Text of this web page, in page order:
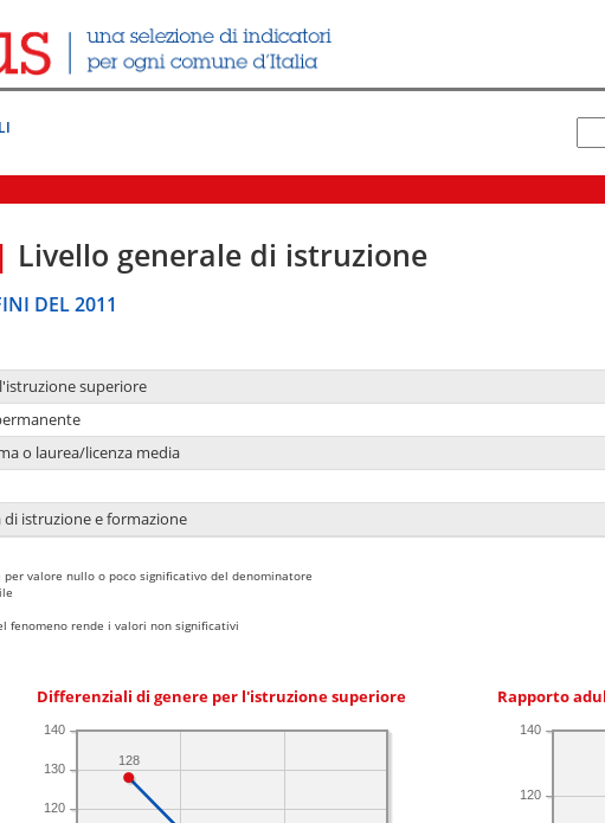
| Livello generale di istruzione
DEL 2011
superiore
o laurea/licenza media
di istruzione e formazione
valore nullo o poco significativo del denominatore
fenomeno rende i valori non significativi
Differenziali di genere per l'istruzione superiore
120
130
140
128
Rapporto
120
140